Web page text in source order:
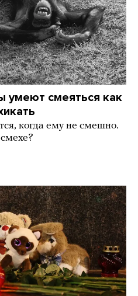
умеют смеяться как
когда ему не смешно.